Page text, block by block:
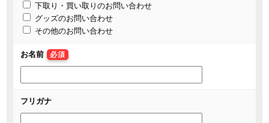
下取り・買い取りのお問い合わせ
グッズのお問い合わせ
その他のお問い合わせ
お名前 必須
フリガナ